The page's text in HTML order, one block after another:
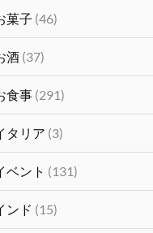
菓子 (46)
酒 (37)
食事 (291)
タリア (3)
ベント (131)
ンド (15)